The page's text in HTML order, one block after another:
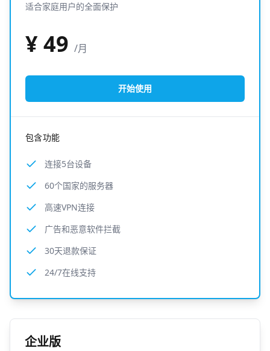
适合家庭用户的全面保护
¥49 /月
开始使用
包含功能
连接5台设备
60个国家的服务器
高速VPN连接
广告和恶意软件拦截
30天退款保证
24/7在线支持
企业版